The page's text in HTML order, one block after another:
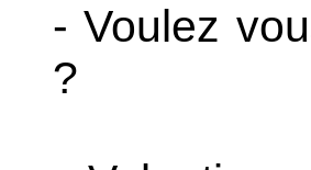
- Voulez
?